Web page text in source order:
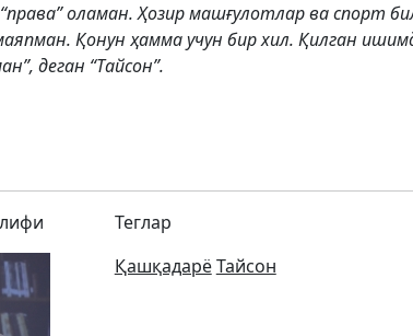
“права” оламан. Ҳозир машғулотлар ва спорт
Қонун ҳамма учун бир хил. Қилган
деган “Тайсон”.
Теглар
ҚашқадарёТайсон